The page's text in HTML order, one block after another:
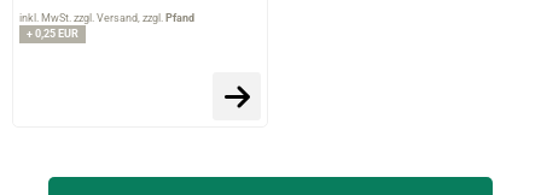
inkl. MwSt. zzgl. Versand zzgl.
Pfand
+ 0,25 EUR